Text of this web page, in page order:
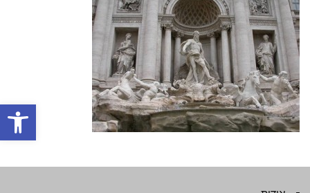
פתח